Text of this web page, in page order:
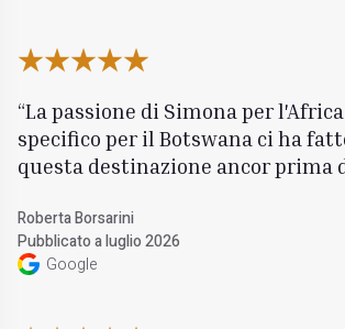
La passione di Simona per
specifico per il Botswana ci ha
questa destinazione ancor prima
Roberta Borsarini
Pubblicato a luglio 2026
Google